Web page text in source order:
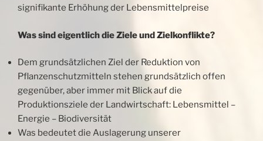
signifikante Erhöhung der Lebensmittelpreise
Was sind eigentlich die Ziele und Zielkonflikte?
Dem grundsätzlichen Ziel der Reduktion von
Pflanzenschutzmitteln stehen grundsätzlich offen
gegenüber, aber immer mit Blick auf die
Produktionsziele der Landwirtschaft: Lebensmittel –
Energie – Biodiversität
Was bedeutet die Auslagerung unserer